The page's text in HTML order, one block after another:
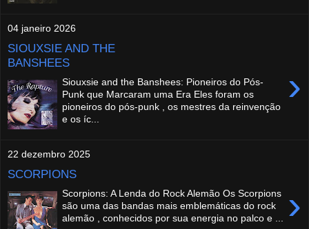
04 janeiro 2026
SIOUXSIE AND THE
BANSHEES
›
Siouxsie and the Banshees: Pioneiros do Pós-
Punk que Marcaram uma Era Eles foram os
pioneiros do pós-punk , os mestres da reinvenção
e os íc...
22 dezembro 2025
SCORPIONS
›
Scorpions: A Lenda do Rock Alemão Os Scorpions
são uma das bandas mais emblemáticas do rock
alemão , conhecidos por sua energia no palco e ...